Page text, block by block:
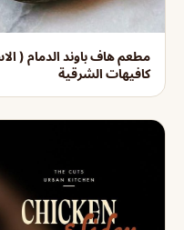
مطعم هاف باوند الدمام (
كافيهات الشرقية